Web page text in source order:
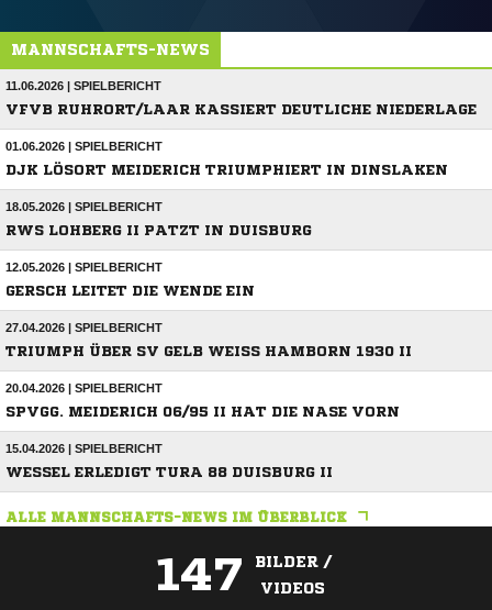
MANNSCHAFTS-NEWS
11.06.2026 | SPIELBERICHT
VFVB RUHRORT/LAAR KASSIERT DEUTLICHE NIEDERLAGE
01.06.2026 | SPIELBERICHT
DJK LÖSORT MEIDERICH TRIUMPHIERT IN DINSLAKEN
18.05.2026 | SPIELBERICHT
RWS LOHBERG II PATZT IN DUISBURG
12.05.2026 | SPIELBERICHT
GERSCH LEITET DIE WENDE EIN
27.04.2026 | SPIELBERICHT
TRIUMPH ÜBER SV GELB WEISS HAMBORN 1930 II
20.04.2026 | SPIELBERICHT
SPVGG. MEIDERICH 06/95 II HAT DIE NASE VORN
15.04.2026 | SPIELBERICHT
WESSEL ERLEDIGT TURA 88 DUISBURG II
ALLE MANNSCHAFTS-NEWS IM ÜBERBLICK
147
BILDER /
VIDEOS